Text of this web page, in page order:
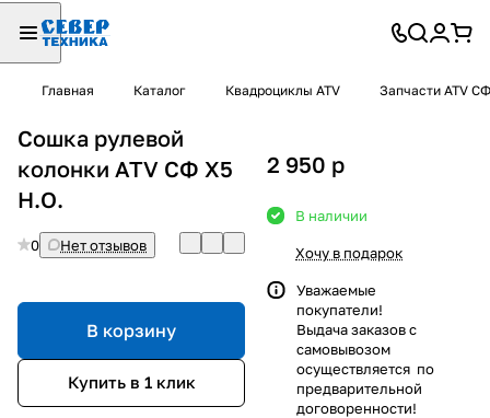
Главная Каталог Квадроциклы ATV Запчасти ATV СФ
Cошка рулевой
колонки ATV СФ X5
Н.О.
0 Нет отзывов
В корзину
Купить в 1 клик
2 950 p
В наличии
Хочу в подарок
Уважаемые
покупатели!
Выдача заказов с
самовывозом
осуществляется по
предварительной
договоренности!